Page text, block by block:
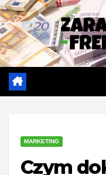
Skip
to
content
MARKETING
Czym